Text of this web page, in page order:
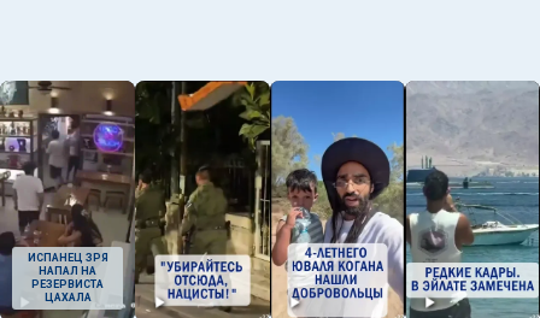
ИСПАНЕЦ ЗРЯ
НАПАЛ НА
РЕЗЕРВИСТА
ЦАХАЛА